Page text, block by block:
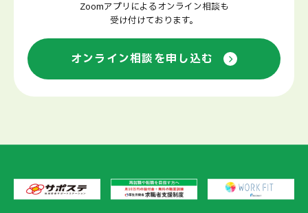
Zoomアプリによるオンライン相談も
受け付けております。
オンライン相談を申し込む